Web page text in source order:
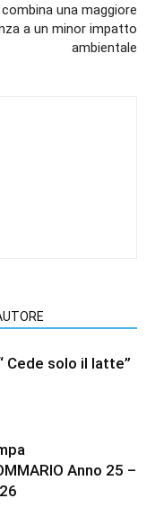
combina una maggiore
a un minor impatto
ambientale
Cede solo il latte”
Anno 25 –